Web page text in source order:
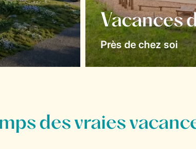
Vacances
Près de chez soi